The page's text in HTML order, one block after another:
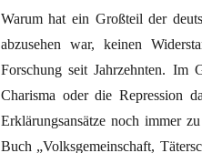
Warum hat ein Großteil der
abzusehen war, keinen
Forschung seit Jahrzehnten. Im
Charisma oder die Repression
Erklärungsansätze noch immer
Buch „Volksgemeinschaft,